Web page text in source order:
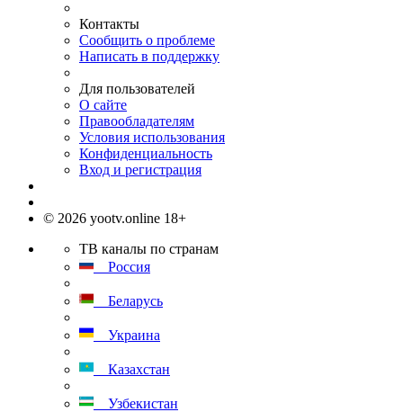
Контакты
Сообщить о проблеме
Написать в поддержку
Для пользователей
О сайте
Правообладателям
Условия использования
Конфиденциальность
Вход и регистрация
© 2026 yootv.online 18+
ТВ каналы по странам
Россия
Беларусь
Украина
Казахстан
Узбекистан